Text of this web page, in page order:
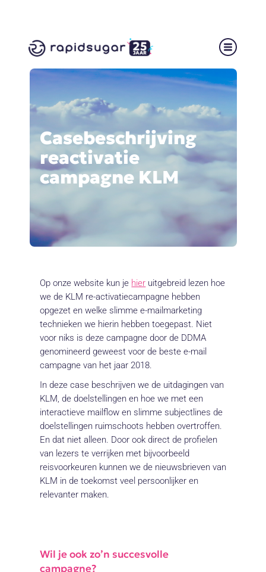
Casebeschrijving
reactivatie
campagne KLM
Op onze website kun je hier uitgebreid lezen hoe
we de KLM re-activatiecampagne hebben
opgezet en welke slimme e-mailmarketing
technieken we hierin hebben toegepast. Niet
voor niks is deze campagne door de DDMA
genomineerd geweest voor de beste e-mail
campagne van het jaar 2018.
In deze case beschrijven we de uitdagingen van
KLM, de doelstellingen en hoe we met een
interactieve mailflow en slimme subjectlines de
doelstellingen ruimschoots hebben overtroffen.
En dat niet alleen. Door ook direct de profielen
van lezers te verrijken met bijvoorbeeld
reisvoorkeuren kunnen we de nieuwsbrieven van
KLM in de toekomst veel persoonlijker en
relevanter maken.
Wil je ook zo’n succesvolle
campagne?